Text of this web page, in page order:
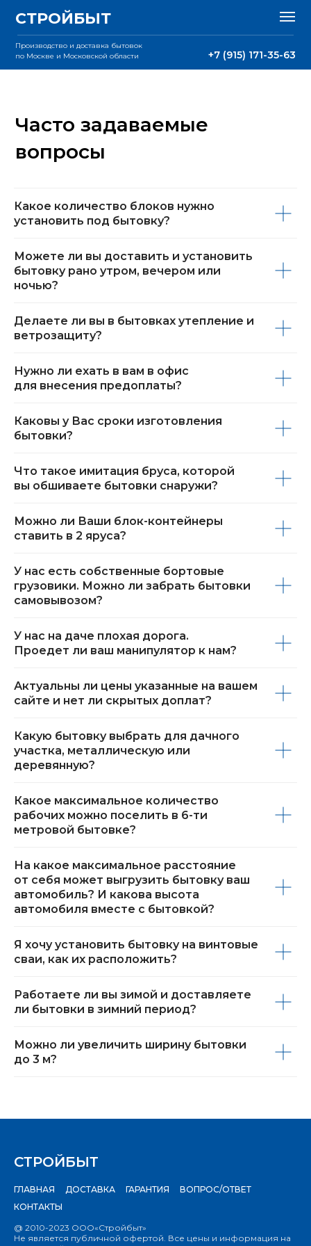
СТРОЙБЫТ
Производство и доставка бытовок
по Москве и Московской области
+7 (915) 171-35-63
Часто задаваемые
вопросы
Какое количество блоков нужно
установить под бытовку?
Можете ли вы доставить и установить
бытовку рано утром, вечером или
ночью?
Делаете ли вы в бытовках утепление и
ветрозащиту?
Нужно ли ехать в вам в офис
для внесения предоплаты?
Каковы у Вас сроки изготовления
бытовки?
Что такое имитация бруса, которой
вы обшиваете бытовки снаружи?
Можно ли Ваши блок-контейнеры
ставить в 2 яруса?
У нас есть собственные бортовые
грузовики. Можно ли забрать бытовки
самовывозом?
У нас на даче плохая дорога.
Проедет ли ваш манипулятор к нам?
Актуальны ли цены указанные на вашем
сайте и нет ли скрытых доплат?
Какую бытовку выбрать для дачного
участка, металлическую или
деревянную?
Какое максимальное количество
рабочих можно поселить в 6-ти
метровой бытовке?
На какое максимальное расстояние
от себя может выгрузить бытовку ваш
автомобиль? И какова высота
автомобиля вместе с бытовкой?
Я хочу установить бытовку на винтовые
сваи, как их расположить?
Работаете ли вы зимой и доставляете
ли бытовки в зимний период?
Можно ли увеличить ширину бытовки
до 3 м?
СТРОЙБЫТ
ГЛАВНАЯ ДОСТАВКА ГАРАНТИЯ
ВОПРОС/ОТВЕТ
КОНТАКТЫ
@ 2010-2023 ООО«Стройбыт»
Не является публичной офертой. Все цены и информация на